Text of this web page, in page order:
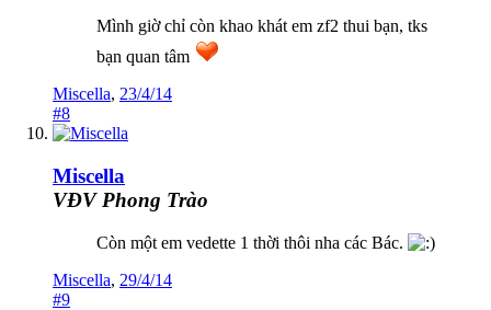
Mình giờ chỉ còn khao khát em zf2 thui bạn, tks
bạn quan tâm
Miscella, 23/4/14
#8
Miscella
VĐV Phong Trào
Còn một em vedette 1 thời thôi nha các Bác.
Miscella, 29/4/14
#9